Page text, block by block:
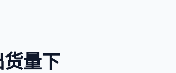
量下